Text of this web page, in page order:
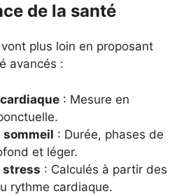
de la santé
plus loin en proposant
avancés :
: Mesure en
sommeil : Durée, phases de
et léger.
stress : Calculés à partir des
rythme cardiaque.